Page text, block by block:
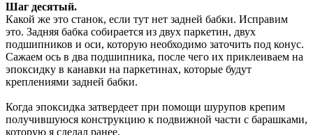
Шаг десятый.
Какой же это станок, если тут нет задней бабки. Исправим
это. Задняя бабка собирается из двух паркетин, двух
подшипников и оси, которую необходимо заточить под конус.
Сажаем ось в два подшипника, после чего их приклеиваем на
эпоксидку в канавки на паркетинах, которые будут
креплениями задней бабки.
Когда эпоксидка затвердеет при помощи шурупов крепим
получившуюся конструкцию к подвижной части с барашками,
которую я сделал ранее.